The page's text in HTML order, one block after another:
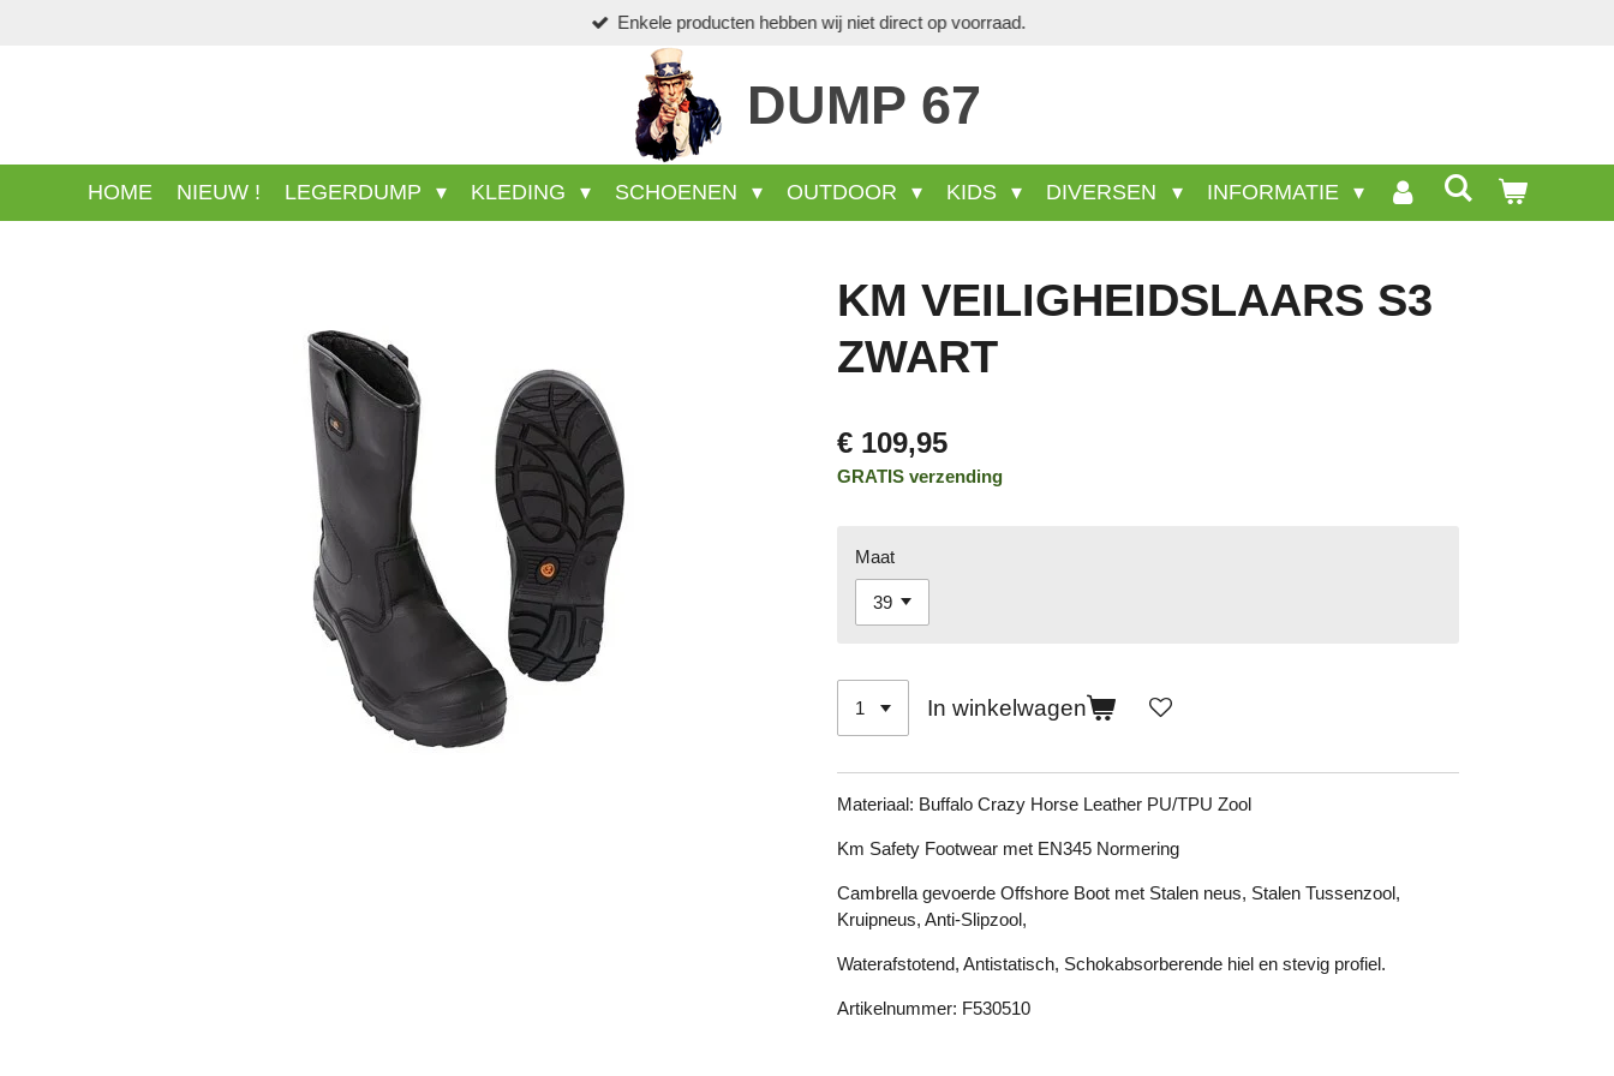
Enkele producten hebben wij niet direct op voorraad.
DUMP 67
HOME NIEUW ! LEGERDUMP KLEDING SCHOENEN OUTDOOR KIDS DIVERSEN INFORMATIE
KM VEILIGHEIDSLAARS S3
ZWART
€ 109,95
GRATIS verzending
Maat
In winkelwagen
Materiaal: Buffalo Crazy Horse Leather PU/TPU Zool
Km Safety Footwear met EN345 Normering
Cambrella gevoerde Offshore Boot met Stalen neus, Stalen Tussenzool,
Kruipneus, Anti-Slipzool,
Waterafstotend, Antistatisch, Schokabsorberende hiel en stevig profiel.
Artikelnummer: F530510